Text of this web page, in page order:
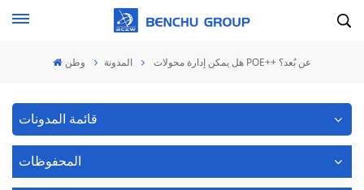
وطن المدونة هل يمكن إدارة محولات POE++ عن بُعد؟
قائمة المدونات
المحفوظات